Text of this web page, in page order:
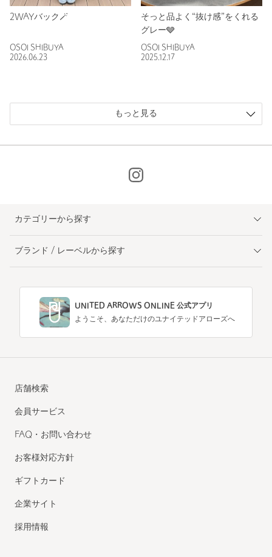
2WAYバック🪄
OSOI SHIBUYA
2026.06.23
そっと品よく“抜け感”をくれる
グレー🩶
OSOI SHIBUYA
2025.12.17
もっと見る
カテゴリーから探す
ブランド / レーベルから探す
UNITED ARROWS ONLINE 公式アプリ
ようこそ、あなただけのユナイテッドアローズへ
店舗検索
会員サービス
FAQ・お問い合わせ
お客様対応方針
ギフトカード
企業サイト
採用情報